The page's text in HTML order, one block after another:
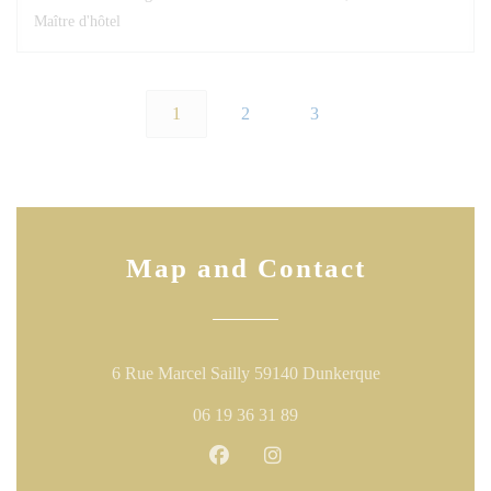
Maître d'hôtel
1 2 3
Map and Contact
6 Rue Marcel Sailly 59140 Dunkerque((opens in a
06 19 36 31 89
Facebook ((opens in a new